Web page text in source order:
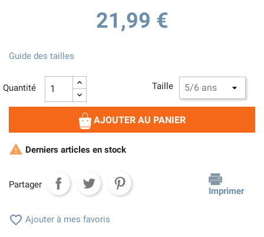
21,99 €
Taille
Guide des tailles
Quantité
AJOUTER AU PANIER
 Derniers articles en stock
Partager
Imprimer
 Ajouter à mes favoris